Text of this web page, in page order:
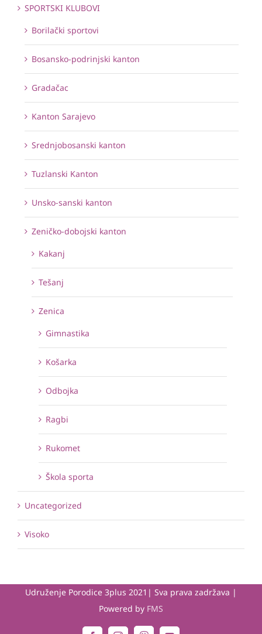
SPORTSKI KLUBOVI
Borilački sportovi
Bosansko-podrinjski kanton
Gradačac
Kanton Sarajevo
Srednjobosanski kanton
Tuzlanski Kanton
Unsko-sanski kanton
Zeničko-dobojski kanton
Kakanj
Tešanj
Zenica
Gimnastika
Košarka
Odbojka
Ragbi
Rukomet
Škola sporta
Uncategorized
Visoko
Udruženje Porodice 3plus 2021| Sva prava zadržava |
Powered by FMS